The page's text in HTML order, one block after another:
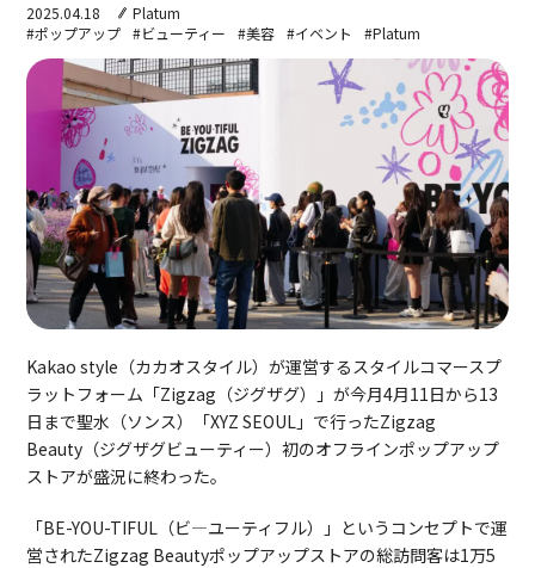
2025.04.18
Platum
#ポップアップ
#ビューティー #美容 #イベント #Platum
Kakao style（カカオスタイル）が運営するスタイルコマースプ
ラットフォーム「Zigzag（ジグザグ）」が今月4月11日から13
日まで聖水（ソンス）「XYZ SEOUL」で行ったZigzag
Beauty（ジグザグビューティー）初のオフラインポップアップ
ストアが盛況に終わった。
「BE-YOU-TIFUL（ビ―ユーティフル）」というコンセプトで運
営されたZigzag Beautyポップアップストアの総訪問客は1万5